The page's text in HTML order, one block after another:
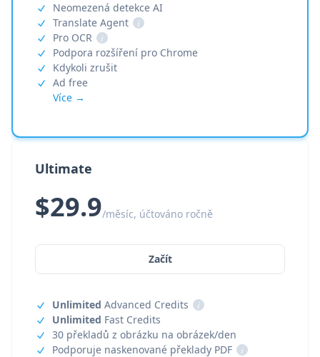
Neomezená detekce AI
Translate Agent
i
Pro OCR
i
Podpora rozšíření pro Chrome
Kdykoli zrušit
Ad free
Více →
Ultimate
$29.9/měsíc, účtováno ročně
Začít
Unlimited Advanced Credits
i
Unlimited Fast Credits
30 překladů z obrázku na obrázek/den
Podporuje naskenované překlady PDF
i